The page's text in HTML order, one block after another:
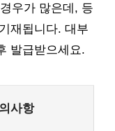
우가 많은데, 등
재됩니다. 대부
발급받으세요.
사항